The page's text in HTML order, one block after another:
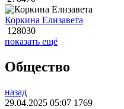
Коркина Елизавета
128030
показать ещё
Общество
назад
29.04.2025 05:07 1769